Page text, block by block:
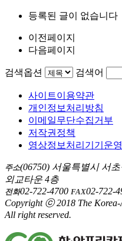
등록된 글이 없습니다
이전페이지
다음페이지
검색옵션 검색어
사이트이용약관
개인정보처리방침
이메일무단수집거부
저작권정책
영상정보처리기기운
주소(06750) 서울특별시 서
외교타운 4층
전화02-722-4700 FAX02-722-
Copyright ⓒ 2018 The
All right reserved.